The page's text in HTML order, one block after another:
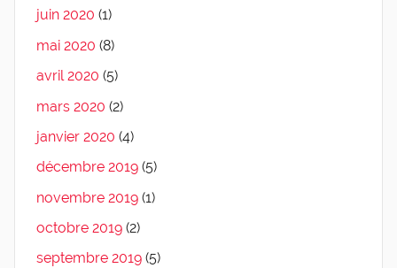
juin 2020 (1)
mai 2020 (8)
avril 2020 (5)
mars 2020 (2)
janvier 2020 (4)
décembre 2019 (5)
novembre 2019 (1)
octobre 2019 (2)
septembre 2019 (5)